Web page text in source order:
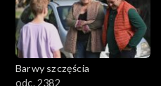
Barwy szczęścia
odc. 2382